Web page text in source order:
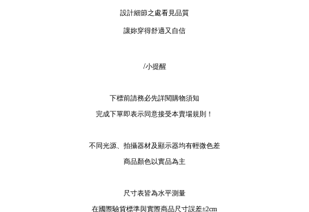
設計細節之處看見品質
讓妳穿得舒適又自信
/小提醒
下標前請務必先詳閱購物須知
完成下單即表示同意接受本賣場規則！
不同光源、拍攝器材及顯示器均有輕微色差
商品顏色以實品為主
尺寸表皆為水平測量
在國際驗貨標準與實際商品尺寸誤差±2cm